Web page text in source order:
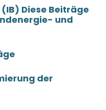
Diese Beiträge
und
der